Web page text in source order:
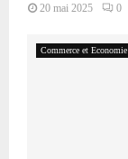
20 mai 2025 0
Commerce et Economie